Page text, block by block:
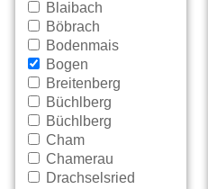
Blaibach
Böbrach
Bodenmais
Bogen
Breitenberg
Büchlberg
Büchlberg
Cham
Chamerau
Drachselsried